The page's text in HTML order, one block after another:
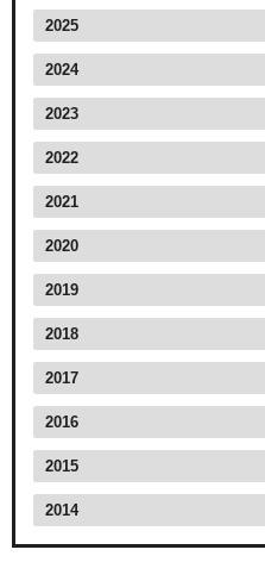
2025
2024
2023
2022
2021
2020
2019
2018
2017
2016
2015
2014